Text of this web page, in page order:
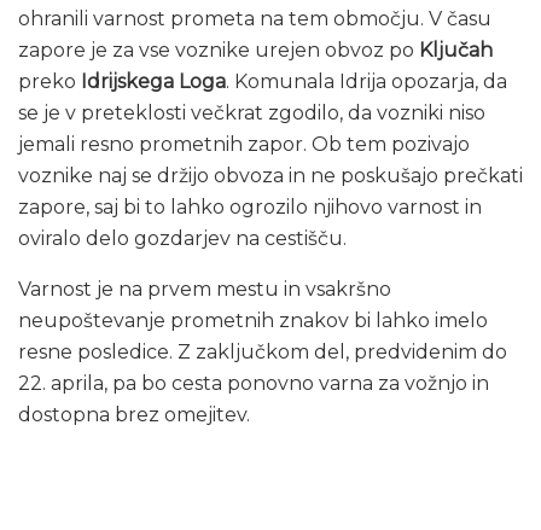
ohranili varnost prometa na tem območju. V času
zapore je za vse voznike urejen obvoz po Ključah
preko Idrijskega Loga. Komunala Idrija opozarja, da
se je v preteklosti večkrat zgodilo, da vozniki niso
jemali resno prometnih zapor. Ob tem pozivajo
voznike naj se držijo obvoza in ne poskušajo prečkati
zapore, saj bi to lahko ogrozilo njihovo varnost in
oviralo delo gozdarjev na cestišču.
Varnost je na prvem mestu in vsakršno
neupoštevanje prometnih znakov bi lahko imelo
resne posledice. Z zaključkom del, predvidenim do
22. aprila, pa bo cesta ponovno varna za vožnjo in
dostopna brez omejitev.